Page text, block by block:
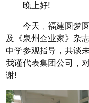
晚上好!
今天，福建圆梦
及《泉州企业家》杂
中学参观指导，共谈
我谨代表集团公司，
谢!